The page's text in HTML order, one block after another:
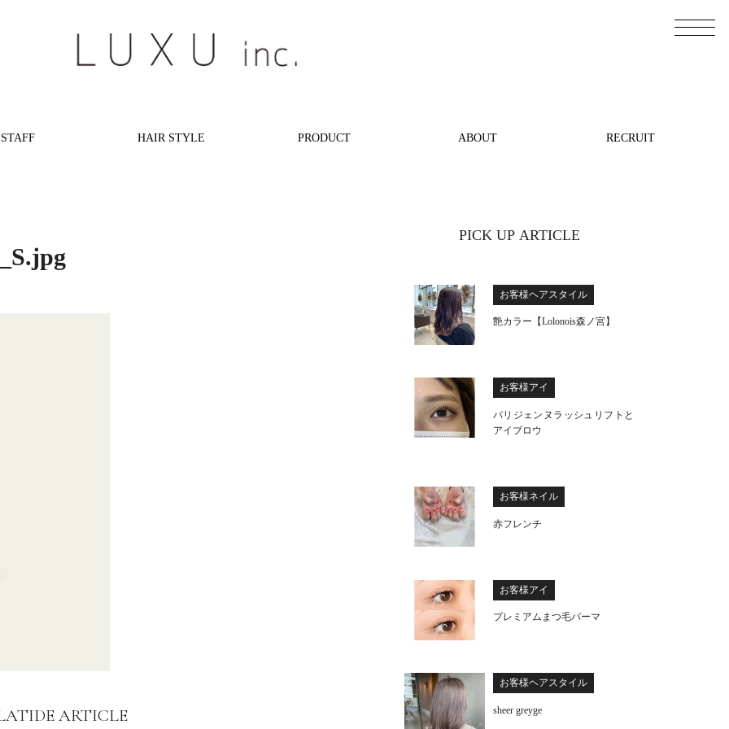
STAFF HAIR STYLE PRODUCT ABOUT RECRUIT
ARTICLE
PICK UP ARTICLE
お客様ヘアスタイル
艶カラー【Lolonois森ノ宮】
お客様アイ
パリジェンヌラッシュリフトと
アイブロウ
お客様ネイル
赤フレンチ
お客様アイ
プレミアムまつ毛パーマ
お客様ヘアスタイル
sheer greyge